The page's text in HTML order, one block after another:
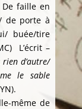
faille en
de porte à
buée/tire
L’écrit –
d’autre/
le sable
même de